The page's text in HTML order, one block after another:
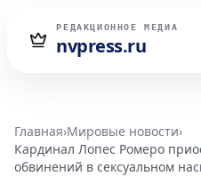
РЕДАКЦИОННОЕ МЕДИА
nvpress.ru
Главная›Мировые новости›
Кардинал Лопес Ромеро
обвинений в сексуальном